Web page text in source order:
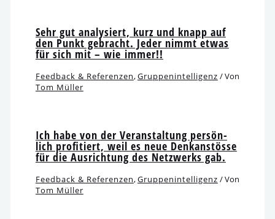
Sehr gut ana­ly­siert, kurz und knapp auf
den Punkt gebracht. Jeder nimmt etwas
für sich mit – wie immer!!
Feedback & Referenzen,Gruppenintelligenz / Von
Tom Müller
Ich habe von der Veranstaltung per­sön­
lich pro­fi­tiert, weil es neue Denkanstösse
für die Ausrichtung des Netzwerks gab.
Feedback & Referenzen,Gruppenintelligenz / Von
Tom Müller